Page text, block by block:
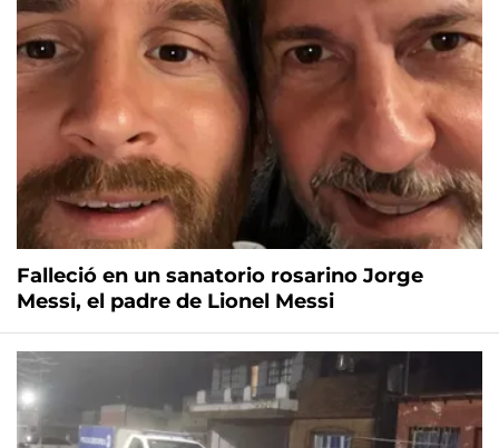
Falleció en un sanatorio rosarino Jorge
Messi, el padre de Lionel Messi